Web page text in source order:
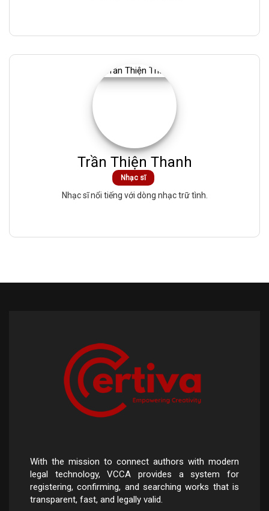
Trần Thiện Thanh
Nhạc sĩ
Nhạc sĩ nổi tiếng với dòng nhạc trữ tình.
With the mission to connect authors with modern
legal technology, VCCA provides a system for
registering, confirming, and searching works that is
transparent, fast, and legally valid.